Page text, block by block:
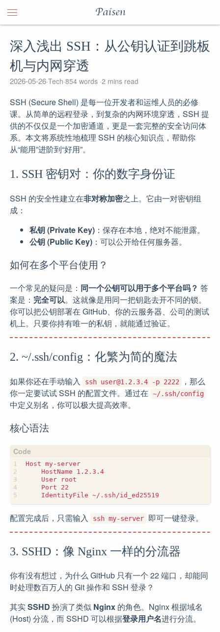
Paisen
深入浅出 SSH：从公钥认证到跳板
机与内网穿透
2026-05-26 Tech 854 words 2 mins read
SSH (Secure Shell) 是每一位开发者和运维人员的必修
课。从简单的远程登录，到复杂的内网环境穿透，SSH 提
供的不仅仅是一个加密通道，更是一套完整的安全访问体
系。本文将系统性地梳理 SSH 的核心知识点，帮助你
从“能用”进阶到“好用”。
1. SSH 密钥对：你的数字身份证
SSH 的安全性建立在非对称加密之上。它由一对密钥组
成：
私钥 (Private Key) ：保存在本地，绝对不能泄露。
公钥 (Public Key) ：可以公开给任何服务器。
如何在多个平台使用？
一个常见的疑问是： 同一个公钥可以用于多个平台吗？ 答
案是： 完全可以。这就像是用同一把钥匙去开不同的锁。
你可以把公钥部署在 GitHub、你的云服务器、公司的测试
机上。只要你持有唯一的私钥，就能通过验证。
2. ~/.ssh/config：化繁为简的魔法
如果你还在手动输入 ssh user@1.2.3.4 -p 2222
，那么
你一定要试试 SSH 的配置文件。通过在
~/.ssh/config
中定义别名，你可以极大提高效率。
核心语法
配置完成后，只需输入 ssh my-server 即可一键登录。
3. SSHD：像 Nginx 一样的分流器
你有没有想过，为什么 GitHub 只有一个 22 端口，却能同
时处理数百万人的 Git 操作和 SSH 登录？
其实SSHD 扮演了类似 Nginx 的角色。Nginx 根据域名
(Host) 分流，而 SSHD 可以根据登录用户名进行分流。